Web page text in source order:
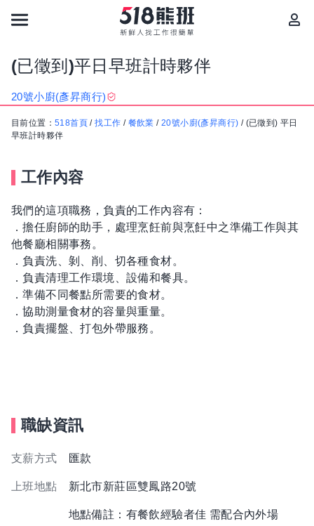
(已徵到)平日早班計時夥伴
20號小廚(彥昇商行)
目前位置： 518首頁 /找工作 / 餐飲業 /20號小廚(彥昇商行) / (已徵到) 平日
早班計時夥伴
工作內容
我們的這項職務，負責的工作內容有：
．擔任廚師的助手，處理烹飪前與烹飪中之準備工作與其
他餐廳相關事務。
．負責洗、剝、削、切各種食材。
．負責清理工作環境、設備和餐具。
．準備不同餐點所需要的食材。
．協助測量食材的容量與重量。
．負責擺盤、打包外帶服務。
職缺資訊
支薪方式 匯款
上班地點 新北市新莊區雙鳳路20號
地點備註：有餐飲經驗者佳 需配合內外場